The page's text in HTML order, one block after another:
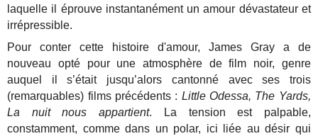
laquelle il éprouve instantanément un amour dévastateur et
irrépressible.
Pour conter cette histoire d'amour, James Gray a de
nouveau opté pour une atmosphère de film noir, genre
auquel il s’était jusqu’alors cantonné avec ses trois
(remarquables) films précédents : Little Odessa, The Yards,
La nuit nous appartient. La tension est palpable,
constamment, comme dans un polar, ici liée au désir qui